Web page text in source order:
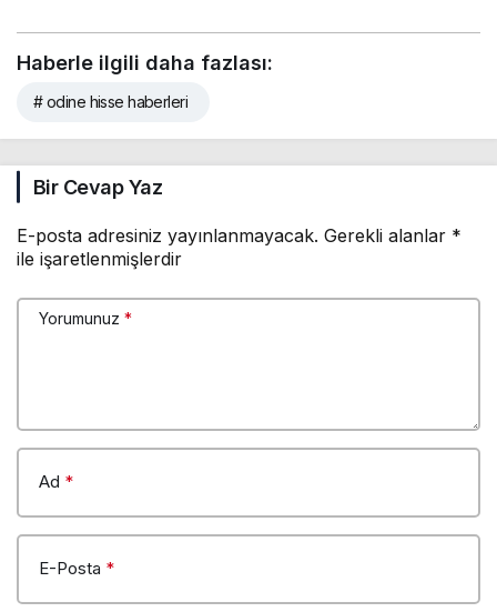
Haberle ilgili daha fazlası:
# odine hisse haberleri
Bir Cevap Yaz
E-posta adresiniz yayınlanmayacak. Gerekli alanlar *
ile işaretlenmişlerdir
Yorumunuz *
Ad *
E-Posta *